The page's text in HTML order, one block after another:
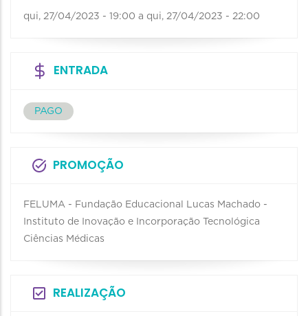
qui, 27/04/2023 - 19:00 a qui, 27/04/2023 - 22:00
ENTRADA
PAGO
PROMOÇÃO
FELUMA - Fundação Educacional Lucas Machado -
Instituto de Inovação e Incorporação Tecnológica
Ciências Médicas
REALIZAÇÃO